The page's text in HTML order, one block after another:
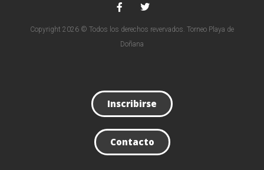
Copyright 2026 © Todos los derechos revervados. Torneo Playa de
Doñana
Inscribirse
Contacto